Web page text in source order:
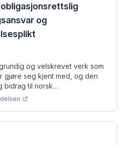
og
og velskrevet verk som
gjøre seg kjent med, og den
bidrag til norsk
litteratur.